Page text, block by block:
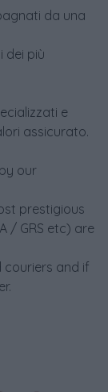
da una
dei più
e
assicurato.
our
prestigious
/ GRS etc) are
couriers and if